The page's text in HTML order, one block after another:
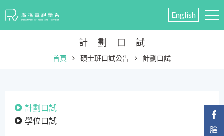
English
計 劃 口 試
首頁 碩士班口試公告 計劃口試
計劃口試
學位口試